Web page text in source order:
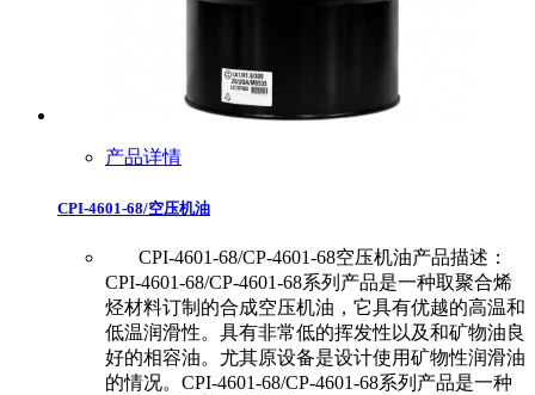
产品详情
CPI-4601-68/空压机油
CPI-4601-68/CP-4601-68空压机油产品描述：
CPI-4601-68/CP-4601-68系列产品是一种取聚合烯
烃材料订制的合成空压机油，它具有优越的高温和
低温润滑性。具有非常低的挥发性以及和矿物油良
好的相容油。尤其原设备是设计使用矿物性润滑油
的情况。CPI-4601-68/CP-4601-68系列产品是一种